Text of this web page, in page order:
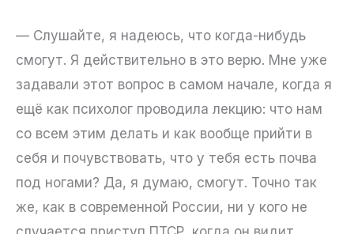
— Слушайте, я надеюсь, что когда-нибудь
смогут. Я действительно в это верю. Мне уже
задавали этот вопрос в самом начале, когда я
ещё как психолог проводила лекцию: что нам
со всем этим делать и как вообще прийти в
себя и почувствовать, что у тебя есть почва
под ногами? Да, я думаю, смогут. Точно так
же, как в современной России, ни у кого не